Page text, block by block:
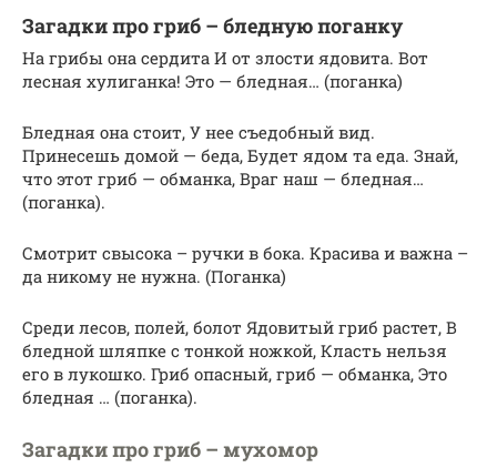
Загадки про гриб – бледную поганку
На грибы она сердита И от злости ядовита. Вот
лесная хулиганка! Это — бледная… (поганка)
Бледная она стоит, У нее съедобный вид.
Принесешь домой — беда, Будет ядом та еда. Знай,
что этот гриб — обманка, Враг наш — бледная…
(поганка).
Смотрит свысока – ручки в бока. Красива и важна –
да никому не нужна. (Поганка)
Среди лесов, полей, болот Ядовитый гриб растет, В
бледной шляпке с тонкой ножкой, Класть нельзя
его в лукошко. Гриб опасный, гриб — обманка, Это
бледная … (поганка).
Загадки про гриб – мухомор